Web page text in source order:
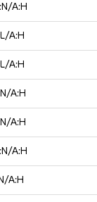
A:H
A:H
A:H
A:H
A:H
A:H
A:H